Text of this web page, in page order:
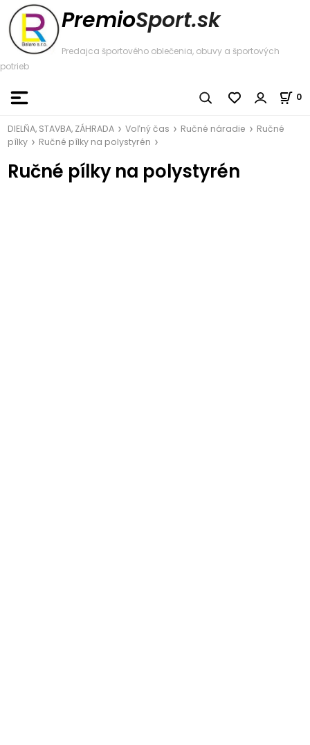
PremioSport.sk
Predajca športového oblečenia, obuvy a športových
potrieb
0
DIELŇA, STAVBA, ZÁHRADA Voľný čas Ručné náradie
Ručné
pílky
Ručné pílky na polystyrén
Ručné pílky na polystyrén